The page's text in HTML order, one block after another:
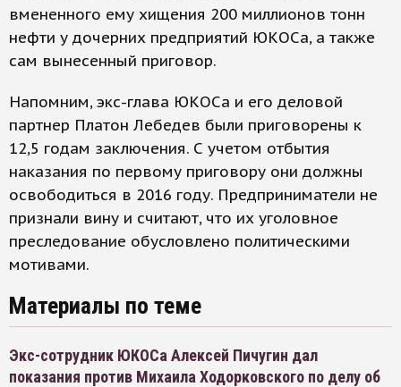
вмененного ему хищения 200 миллионов тонн
нефти у дочерних предприятий ЮКОСа, а также
сам вынесенный приговор.
Напомним, экс-глава ЮКОСа и его деловой
партнер Платон Лебедев были приговорены к
12,5 годам заключения. С учетом отбытия
наказания по первому приговору они должны
освободиться в 2016 году. Предприниматели не
признали вину и считают, что их уголовное
преследование обусловлено политическими
мотивами.
Материалы по теме
Экс-сотрудник ЮКОСа Алексей Пичугин дал
показания против Михаила Ходорковского по делу об